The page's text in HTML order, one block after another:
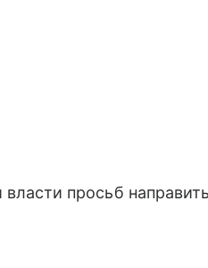
просьб